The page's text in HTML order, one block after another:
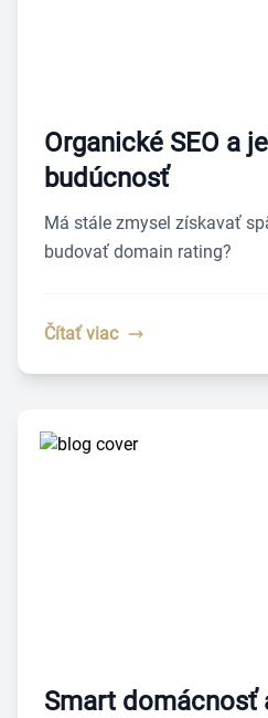
Organické SEO a
budúcnosť
Má stále zmysel získavať
budovať domain rating?
Čítať viac
Smart domácnosť